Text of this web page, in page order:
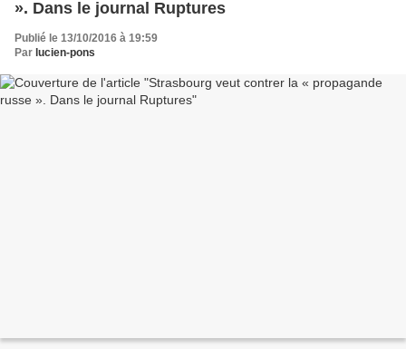
». Dans le journal Ruptures
Publié le 13/10/2016 à 19:59
Par lucien-pons